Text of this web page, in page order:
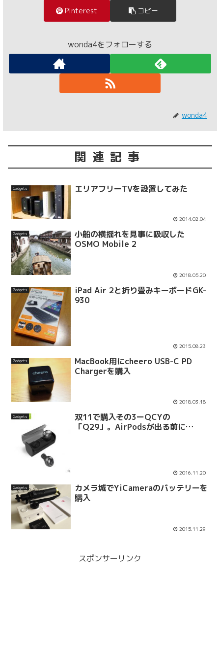
Pinterest コピー
wonda4をフォローする
wonda4
関連記事
Gadgets エリアフリーTVを設置してみた
2014.02.04
Gadgets
小船の横揺れを見事に吸収した
OSMO Mobile 2
2018.05.20
Gadgets
iPad Air 2と折り畳みキーボードGK-
930
2015.08.23
Gadgets
MacBook用にcheero USB-C PD
Chargerを購入
2018.03.18
Gadgets
双11で購入その3ーQCYの
「Q29」。AirPodsが出る前に…
2016.11.20
Gadgets
カメラ城でYiCameraのバッテリーを
購入
2015.11.29
スポンサーリンク